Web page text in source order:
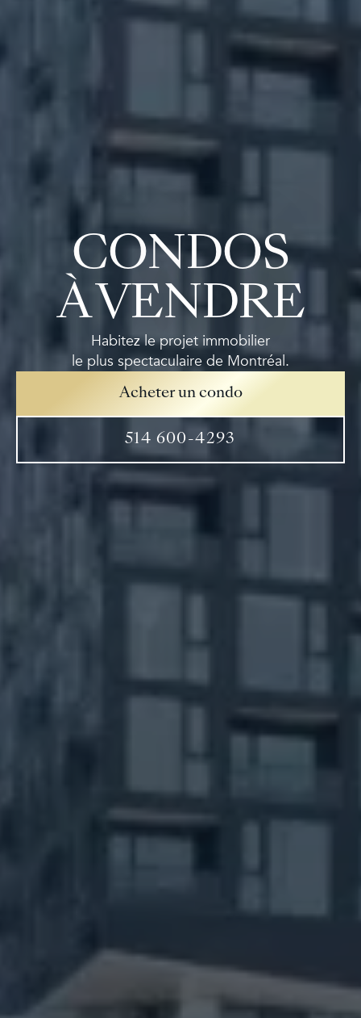
CONDOS
À VENDRE
Habitez le projet immobilier
le plus spectaculaire de Montréal.
Acheter un condo
514 600-4293